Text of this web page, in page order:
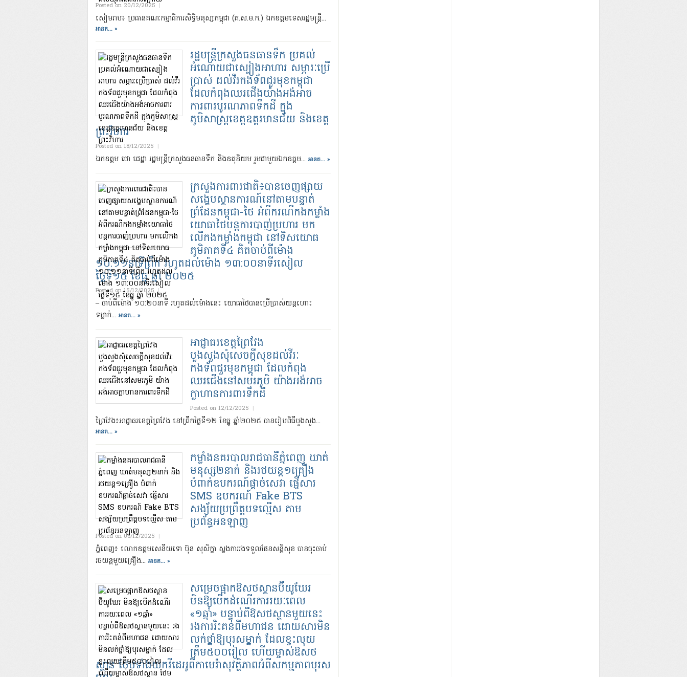
Posted on 20/12/2025 |
សៀមរាប៖ ប្រធានគណៈកម្មាធិការសិទ្ធិមនុស្សកម្ពុជា (គ.ស.ម.ក.) ឯកឧត្តមទេសរដ្ឋមន្ត្រី...
អានត... »
រដ្ឋមន្ត្រីក្រសួងធនធានទឹក ប្រគល់
អំណោយជាស្បៀងអាហារ សម្ភារៈប្រើ
ប្រាស់ ដល់វីរកងទ័ពជួរមុខកម្ពុជា
ដែលកំពុងឈរជើងយ៉ាងអង់អាច
ការពារបូរណភាពទឹកដី ក្នុង
ភូមិសាស្ត្រខេត្តឧត្តរមានជ័យ និងខេត្ត
ព្រះវិហារ
Posted on 18/12/2025 |
ឯកឧត្តម ថោ ជេដ្ឋា រដ្ឋមន្ត្រីក្រសួងធនធានទឹក និងឧតុនិយម រួមជាមួយឯកឧត្តម... អានត... »
ក្រសួងការពារជាតិ៖បានចេញផ្សាយ
សង្ខេបស្ថានការណ៍នៅតាមបន្ទាត់
ព្រំដែនកម្ពុជា-ថៃ អំពីករណីកងកម្លាំង
យោធាថៃបន្តការបាញ់ប្រហារ មក
លើកងកម្លាំងកម្ពុជា នៅទិសយោធ
ភូមិភាគទី៤ គិតចាប់ពីម៉ោង
១០:១១នាទីព្រឹក រហូតដល់ម៉ោង ១៣:០០នាទីរសៀល
ថ្ងៃទី១៥ ខែធ្នូ ឆ្នាំ ២០២៥
Posted on 15/12/2025 |
– ចាប់ពីម៉ោង ១០:២០នាទី រហូតដល់ម៉ោងនេះ យោធាថៃបានប្រើប្រាស់យន្តហោះ
ទម្លាក់... អានត... »
អាជ្ញាធរខេត្តព្រៃវែង
បួងសួងសុំសេចក្តីសុខដល់វីរៈ
កងទ័ពជួរមុខកម្ពុជា ដែលកំពុង
ឈរជើងនៅសមរភូមិ យ៉ាងអង់អាច
ក្លាហានការពារទឹកដី
Posted on 12/12/2025 |
ព្រៃវែង៖អាជ្ញាធរខេត្តព្រៃវែង នៅព្រឹកថ្ងៃទី១២ ខែធ្នូ ឆ្នាំ២០២៥ បានរៀបពិធីបួងសួង...
អានត... »
កម្លាំងនគរបាលរាជធានីភ្នំពេញ ឃាត់
មនុស្ស២នាក់ និងរថយន្ត១គ្រឿង
បំពាក់ឧបករណ៍ផ្តាច់សេវា ផ្ញើសារ
SMS ឧបករណ៍ Fake BTS
សង្ស័យប្រព្រឹត្តបទល្មើស តាម
ប្រព័ន្ធអនឡាញ
Posted on 06/12/2025 |
ភ្នំពេញ៖ លោកឧត្តមសេនីយទោ ប៊ុន សុសិក្ខា ស្នងការរងទទួលផែនសន្តិសុខ បានចុះចាប់
រថយន្តមួយគ្រឿង... អានត... »
សម្រេចផ្អាកឱសថស្ថានប៊ីយូឃែរ
មិនឱ្យបើកដំណើរការរយៈពេល
«១ឆ្នាំ» បន្ទាប់ពីឱសថស្ថានមួយនេះ
រងការរិះគន់ពីមហាជន ដោយសារមិន
លក់ថ្នាំឱ្យបុរសម្នាក់ ដែលខ្វះលុយ
ត្រឹម៥០០រៀល ហើយម្ចាស់ឱសថ
ស្ថាន ថែមទាំងយកវីដេអូពីកាមេរ៉ាសុវត្ថិភាពអំពីសកម្មភាពបុរស